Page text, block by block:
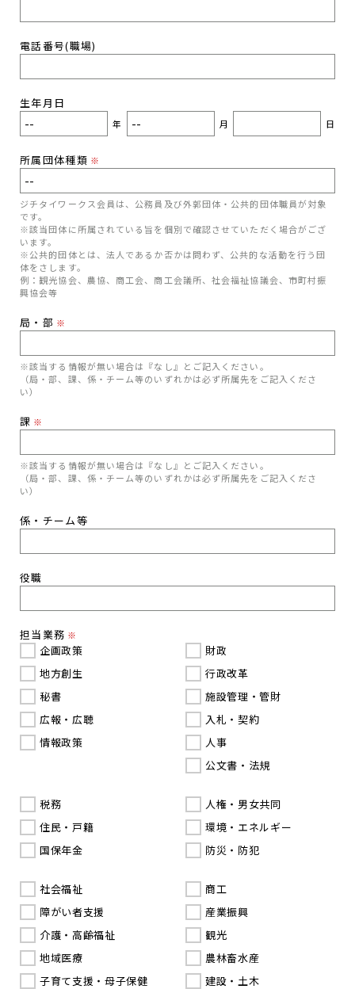
電話番号(職場)
生年月日
年 月 日
所属団体種類 ※
ジチタイワークス会員は、公務員及び外郭団体・公共的団体職員が対象
です。
※該当団体に所属されている旨を個別で確認させていただく場合がござ
います。
※公共的団体とは、法人であるか否かは問わず、公共的な活動を行う団
体をさします。
例：観光協会、農協、商工会、商工会議所、社会福祉協議会、市町村振
興協会等
局・部 ※
※該当する情報が無い場合は『なし』とご記入ください。
（局・部、課、係・チーム等のいずれかは必ず所属先をご記入くださ
い）
課 ※
※該当する情報が無い場合は『なし』とご記入ください。
（局・部、課、係・チーム等のいずれかは必ず所属先をご記入くださ
い）
係・チーム等
役職
担当業務 ※
企画政策
地方創生
秘書
広報・広聴
情報政策
財政
行政改革
施設管理・管財
入札・契約
人事
公文書・法規
税務
住民・戸籍
国保年金
人権・男女共同
環境・エネルギー
防災・防犯
社会福祉
障がい者支援
介護・高齢福祉
地域医療
子育て支援・母子保健
商工
産業振興
観光
農林畜水産
建設・土木